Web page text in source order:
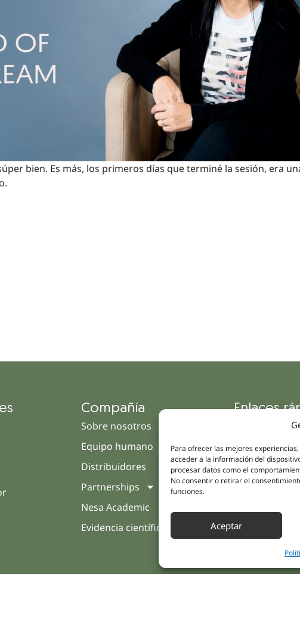
Para ofrecer las mejores
acceder a la información del
procesar datos como el
No consentir o retirar el
funciones.
Aceptar
bien. Es más, los primeros días que terminé la sesión, era
Compañía
Sobre nosotros
Equipo humano
Distribuidores
Partnerships
Nesa Academic
Evidencia científica
Enlaces
Tienda online
Clínicas
Tratamientos
Contáctanos